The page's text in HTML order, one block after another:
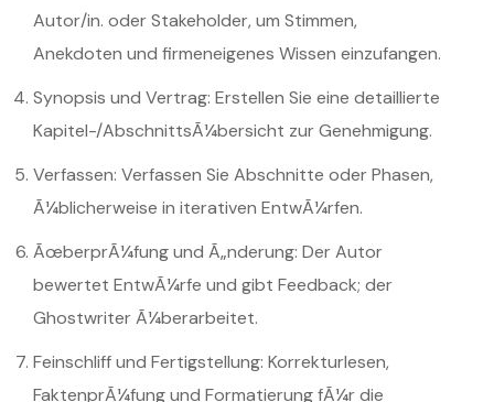
Autor/in. oder Stakeholder, um Stimmen,
Anekdoten und firmeneigenes Wissen einzufangen.
Synopsis und Vertrag: Erstellen Sie eine detaillierte
Kapitel-/AbschnittsÃ¼bersicht zur Genehmigung.
Verfassen: Verfassen Sie Abschnitte oder Phasen,
Ã¼blicherweise in iterativen EntwÃ¼rfen.
ÃœberprÃ¼fung und Ã„nderung: Der Autor
bewertet EntwÃ¼rfe und gibt Feedback; der
Ghostwriter Ã¼berarbeitet.
Feinschliff und Fertigstellung: Korrekturlesen,
FaktenprÃ¼fung und Formatierung fÃ¼r die